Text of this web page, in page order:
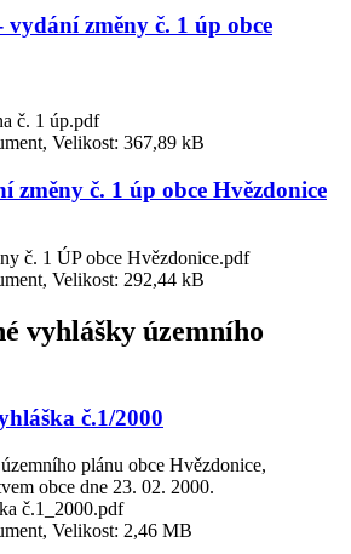
změny č. 1 úp obce
č. 1 úp.pdf
Velikost: 367,89 kB
změny č. 1 úp obce Hvězdonice
č. 1 ÚP obce Hvězdonice.pdf
Velikost: 292,44 kB
vyhlášky územního
č.1/2000
plánu obce Hvězdonice,
obce dne 23. 02. 2000.
č.1_2000.pdf
Velikost: 2,46 MB